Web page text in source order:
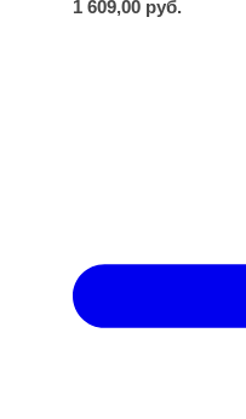
1 609,00 руб.